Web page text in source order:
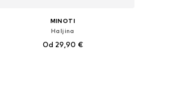
MINOTI
Haljina
Od 29,90 €